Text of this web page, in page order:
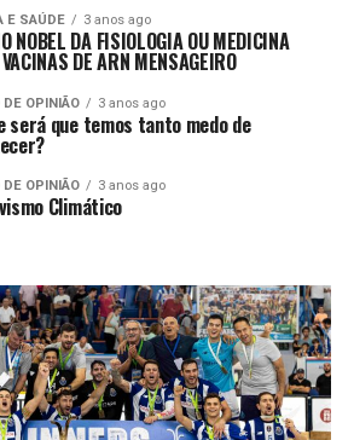
E SAÚDE 3 anos ago
NOBEL DA FISIOLOGIA OU MEDICINA
DE ARN MENSAGEIRO
DE OPINIÃO 3 anos ago
será que temos tanto medo de
DE OPINIÃO 3 anos ago
Climático